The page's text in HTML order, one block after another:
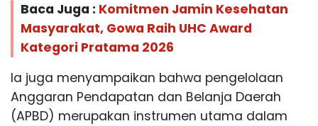
Baca Juga : Komitmen Jamin Kesehatan
Masyarakat, Gowa Raih UHC Award
Kategori Pratama 2026
Ia juga menyampaikan bahwa pengelolaan
Anggaran Pendapatan dan Belanja Daerah
(APBD) merupakan instrumen utama dalam